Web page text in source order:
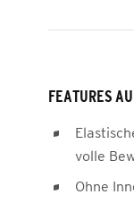
FEATURES
volle
Ohne